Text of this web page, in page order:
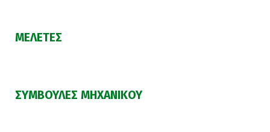
ΜΕΛΕΤΕΣ
ΣΥΜΒΟΥΛΕΣ ΜΗΧΑΝΙΚΟΥ